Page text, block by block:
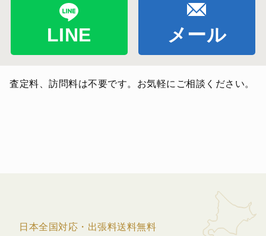
LINE メール
査定料、訪問料は不要です。お気軽にご相談ください。
日本全国対応・出張料送料無料